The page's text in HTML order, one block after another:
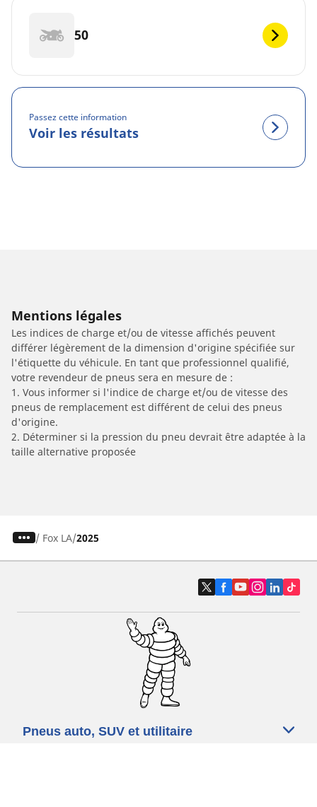
50
Passez cette information
Voir les résultats
Mentions légales
Les indices de charge et/ou de vitesse affichés peuvent
différer légèrement de la dimension d'origine spécifiée sur
l'étiquette du véhicule. En tant que professionnel qualifié,
votre revendeur de pneus sera en mesure de :
1. Vous informer si l'indice de charge et/ou de vitesse des
pneus de remplacement est différent de celui des pneus
d'origine.
2. Déterminer si la pression du pneu devrait être adaptée à la
taille alternative proposée
/ Fox LA 2025
Pneus auto, SUV et utilitaire